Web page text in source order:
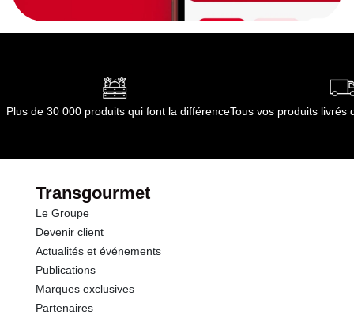
Plus de 30 000 produits qui font la différenceTous vos produits livrés
Transgourmet
Le Groupe
Devenir client
Actualités et événements
Publications
Marques exclusives
Partenaires